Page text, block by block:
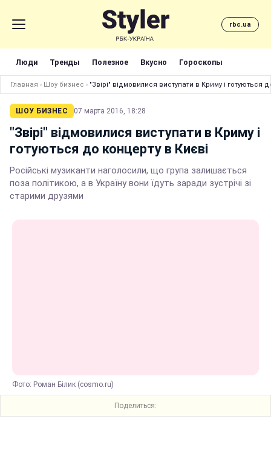
rbc.ua
Люди Тренды Полезное Вкусно Гороскопы
Главная › Шоу бизнес › "Звірі" відмовилися виступати в Криму і готуються
ШОУ БИЗНЕС 07 марта 2016, 18:28
"Звірі" відмовилися виступати в Криму і
готуються до концерту в Києві
Російські музиканти наголосили, що група залишається
поза політикою, а в Україну вони їдуть заради зустрічі зі
старими друзями
Фото: Роман Білик (cosmo.ru)
Поделиться: